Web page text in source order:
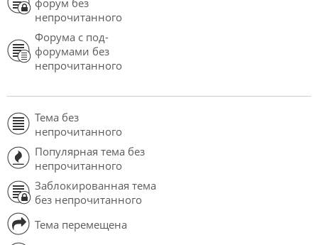
непрочитанного
Форума с под-
форумами без
непрочитанного
Тема без
непрочитанного
Популярная тема без
непрочитанного
Заблокированная тема
без непрочитанного
Тема перемещена